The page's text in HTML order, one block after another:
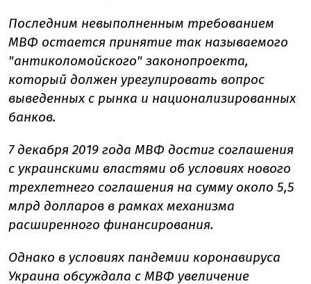
Последним невыполненным требованием
МВФ остается принятие так называемого
"антиколомойского" законопроекта,
который должен урегулировать вопрос
выведенных с рынка и национализированных
банков.
7 декабря 2019 года МВФ достиг соглашения
с украинскими властями об условиях нового
трехлетнего соглашения на сумму около 5,5
млрд долларов в рамках механизма
расширенного финансирования.
Однако в условиях пандемии коронавируса
Украина обсуждала с МВФ увеличение